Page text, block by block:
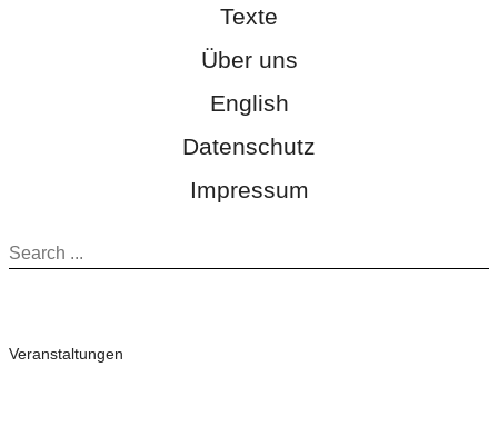
Texte
Über uns
English
Datenschutz
Impressum
Veranstaltungen